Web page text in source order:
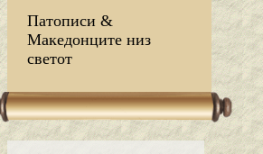
Патописи &
Македонците низ
светот